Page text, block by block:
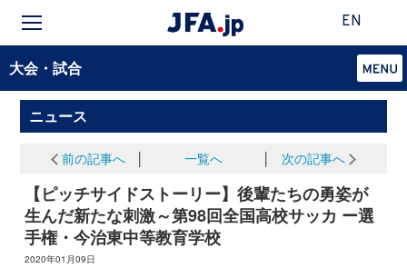
EN
大会・試合
ニュース
前の記事へ 一覧へ 次の記事へ
【ピッチサイドストーリー】後輩たちの勇姿が
生んだ新たな刺激～第98回全国高校サッカ ー選
手権・今治東中等教育学校
2020年01月09日